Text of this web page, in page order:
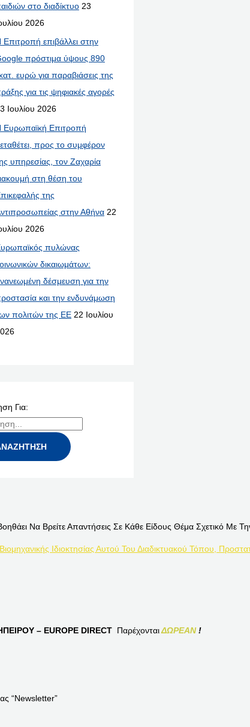
στο διαδίκτυο 23
2026
Επιτροπή επιβάλλει στην
πρόστιμα ύψους 890
ευρώ για παραβιάσεις της
για τις ψηφιακές αγορές
Ιουλίου 2026
Ευρωπαϊκή Επιτροπή
προς το συμφέρον
υπηρεσίας, τον Ζαχαρία
στη θέση του
της
στην Αθήνα 22
2026
πυλώνας
δικαιωμάτων:
δέσμευση για την
και την ενδυνάμωση
πολιτών της ΕΕ 22 Ιουλίου
Για:
Να Βρείτε Απαντήσεις Σε Κάθε Είδους Θέμα Σχετικό Με
Ιδιοκτησίας Αυτού Του Διαδικτυακού Τόπου,
– EUROPE DIRECT ΠαρέχονταιΔΩΡΕΑΝ!
“Newsletter”